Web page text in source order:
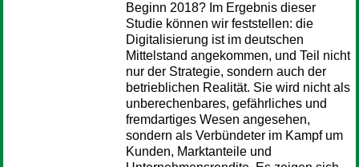
Beginn 2018? Im Ergebnis dieser
Studie können wir feststellen: die
Digitalisierung ist im deutschen
Mittelstand angekommen, und Teil nicht
nur der Strategie, sondern auch der
betrieblichen Realität. Sie wird nicht als
unberechenbares, gefährliches und
fremdartiges Wesen angesehen,
sondern als Verbündeter im Kampf um
Kunden, Marktanteile und